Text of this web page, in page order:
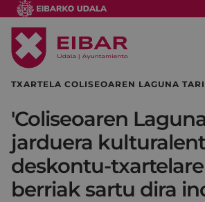
TXARTELA COLISEOAREN LAGUNA
'Coliseoaren
jarduera
deskontu-
berriak sartu dira